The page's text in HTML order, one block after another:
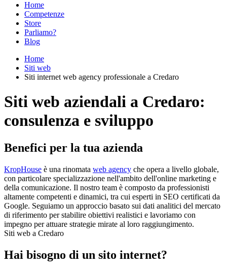
Home
Competenze
Store
Parliamo?
Blog
Home
Siti web
Siti internet web agency professionale a Credaro
Siti web aziendali a Credaro:
consulenza e sviluppo
Benefici per la tua azienda
KropHouse è una rinomata web agency che opera a livello globale,
con particolare specializzazione nell'ambito dell'online marketing e
della comunicazione. Il nostro team è composto da professionisti
altamente competenti e dinamici, tra cui esperti in SEO certificati da
Google. Seguiamo un approccio basato sui dati analitici del mercato
di riferimento per stabilire obiettivi realistici e lavoriamo con
impegno per attuare strategie mirate al loro raggiungimento.
Siti web a Credaro
Hai bisogno di un sito internet?